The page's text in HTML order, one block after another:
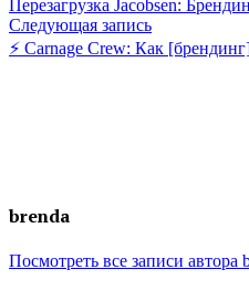
по
записям
Перезагрузка Jacobsen:
Следующая записьСледующая
запись:
⚡️ Carnage Crew: Как
brenda
Посмотреть все записи автора